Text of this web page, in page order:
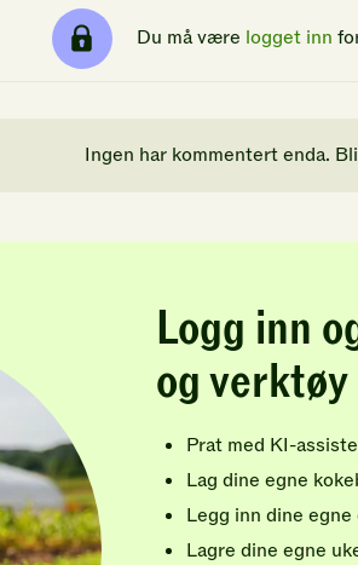
Du må være logget inn
Ingen har kommentert enda.
Logg inn
og verktøy
Prat med KI-
Lag dine egne
Legg inn dine
Lagre dine egne